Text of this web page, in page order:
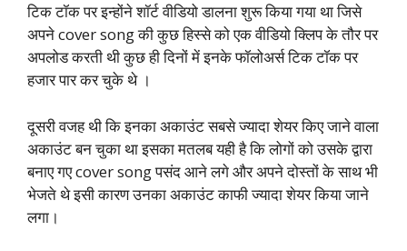
टिक टॉक पर इन्होंने शॉर्ट वीडियो डालना शुरू किया गया था जिसे
अपने cover song की कुछ हिस्से को एक वीडियो क्लिप के तौर पर
अपलोड करती थी कुछ ही दिनों में इनके फॉलोअर्स टिक टॉक पर
हजार पार कर चुके थे ।
दूसरी वजह थी कि इनका अकाउंट सबसे ज्यादा शेयर किए जाने वाला
अकाउंट बन चुका था इसका मतलब यही है कि लोगों को उसके द्वारा
बनाए गए cover song पसंद आने लगे और अपने दोस्तों के साथ भी
भेजते थे इसी कारण उनका अकाउंट काफी ज्यादा शेयर किया जाने
लगा।